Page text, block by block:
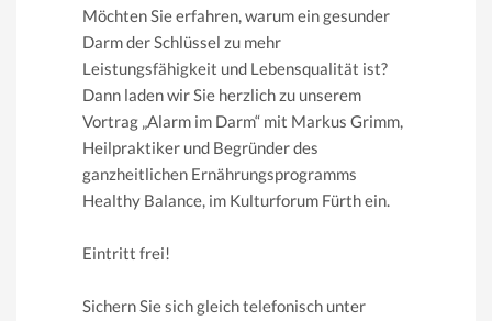
Möchten Sie erfahren, warum ein gesunder
Darm der Schlüssel zu mehr
Leistungsfähigkeit und Lebensqualität ist?
Dann laden wir Sie herzlich zu unserem
Vortrag „Alarm im Darm“ mit Markus Grimm,
Heilpraktiker und Begründer des
ganzheitlichen Ernährungsprogramms
Healthy Balance, im Kulturforum Fürth ein.
Eintritt frei!
Sichern Sie sich gleich telefonisch unter